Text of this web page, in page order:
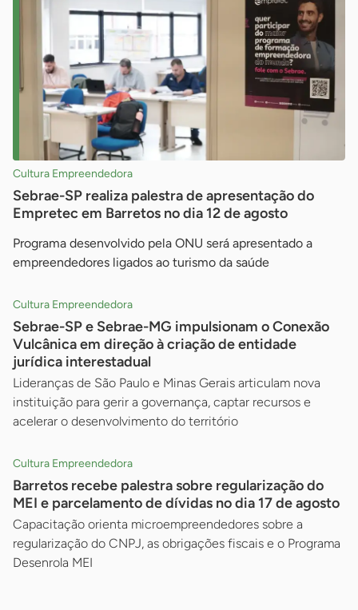
Cultura Empreendedora
Sebrae-SP realiza palestra de apresentação do
Empretec em Barretos no dia 12 de agosto
Programa desenvolvido pela ONU será apresentado a
empreendedores ligados ao turismo da saúde
Cultura Empreendedora
Sebrae-SP e Sebrae-MG impulsionam o Conexão
Vulcânica em direção à criação de entidade
jurídica interestadual
Lideranças de São Paulo e Minas Gerais articulam nova
instituição para gerir a governança, captar recursos e
acelerar o desenvolvimento do território
Cultura Empreendedora
Barretos recebe palestra sobre regularização do
MEI e parcelamento de dívidas no dia 17 de agosto
Capacitação orienta microempreendedores sobre a
regularização do CNPJ, as obrigações fiscais e o Programa
Desenrola MEI